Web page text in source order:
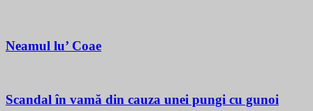
Neamul lu’ Coae
Scandal în vamă din cauza unei pungi cu gunoi